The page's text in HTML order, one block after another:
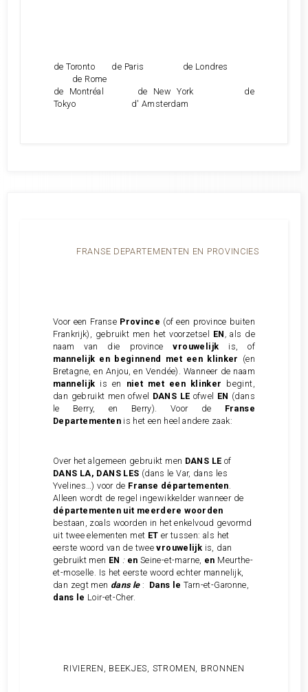
de Toronto de Paris de Londres
de Rome
de Montréal de New York de
Tokyo d' Amsterdam
FRANSE DEPARTEMENTEN EN PROVINCIES
Voor een Franse Province (of een province buiten
Frankrijk), gebruikt men het voorzetsel EN ,als de
naam van die provincevrouwelijk is, of
mannelijk en beginnend met een klinker (en
Bretagne, en Anjou, en Vendée). Wanneer de naam
mannelijk is en niet met een klinker begint,
dan gebruikt men ofwel DANS LE ofwel EN (dans
le Berry, en Berry). Voor de Franse
Departementenis het een heel andere zaak:
Over het algemeen gebruikt men DANS LE of
DANS LA, DANS LES (dans le Var, dans les
Yvelines…) voor de Franse départementen.
Alleen wordt de regel ingewikkelder wanneer de
départementen uit meerdere woorden
bestaan, zoals woorden in het enkelvoud gevormd
uit twee elementen met ET er tussen: als het
eerste woord van de tweevrouwelijk is, dan
gebruikt men EN : en Seine-et-marne, en Meurthe-
et-moselle. Is het eerste woord echter mannelijk,
dan zegt men dans le : Dans le Tarn-et-Garonne,
dans le Loir-et-Cher.
RIVIEREN, BEEKJES, STROMEN, BRONNEN